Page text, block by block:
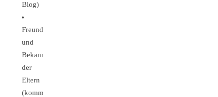
Blog)
Freunde
und
Bekannte
der
Eltern
(kommentieren